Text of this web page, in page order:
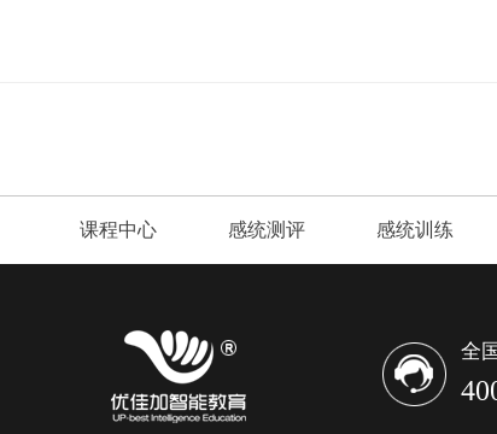
课程中心 感统测评 感统训练
全